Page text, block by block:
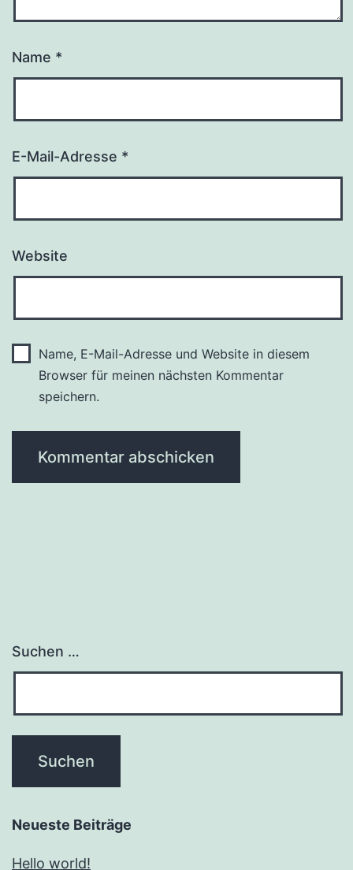
Name *
E-Mail-Adresse *
Website
Name, E-Mail-Adresse und Website in diesem
Browser für meinen nächsten Kommentar
speichern.
Suchen …
Neueste Beiträge
Hello world!